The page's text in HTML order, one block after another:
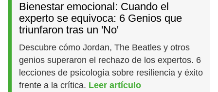
Bienestar emocional: Cuando el
experto se equivoca: 6 Genios que
triunfaron tras un 'No'
Descubre cómo Jordan, The Beatles y otros
genios superaron el rechazo de los expertos. 6
lecciones de psicología sobre resiliencia y éxito
frente a la crítica. Leer artículo